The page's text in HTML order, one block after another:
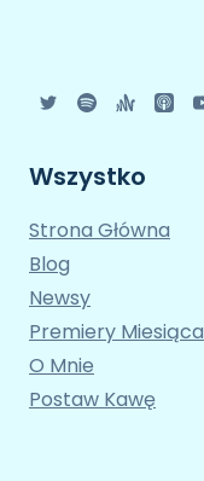
Wszystko
Strona Główna
Blog
Newsy
Premiery Miesiąca
O Mnie
Postaw Kawę